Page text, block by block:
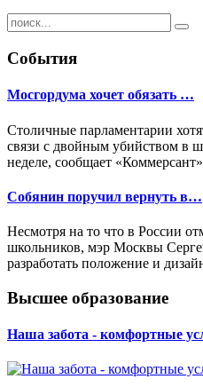
События
Мосгордума хочет обязать …
Столичные парламентарии
связи с двойным убийством в
неделе, сообщает
Собянин поручил вернуть в…
Несмотря на то что в России
школьников, мэр Москвы
разработать положение и
Высшее образование
Наша забота - комфортные